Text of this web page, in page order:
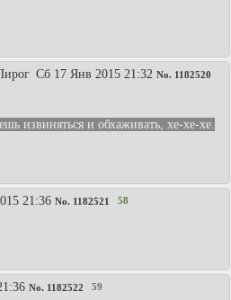
Сб 17 Янв 2015 21:32 No. 1182520
извиняться и обхаживать, хе-хе-хе.
21:36 No. 1182521 58
No. 1182522 59